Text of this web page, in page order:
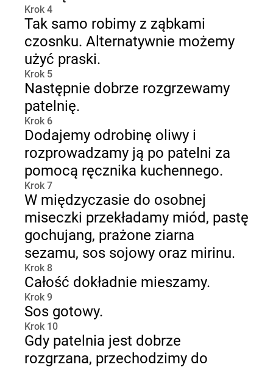
Krok 4
Tak samo robimy z ząbkami
czosnku. Alternatywnie możemy
użyć praski.
Krok 5
Następnie dobrze rozgrzewamy
patelnię.
Krok 6
Dodajemy odrobinę oliwy i
rozprowadzamy ją po patelni za
pomocą ręcznika kuchennego.
Krok 7
W międzyczasie do osobnej
miseczki przekładamy miód, pastę
gochujang, prażone ziarna
sezamu, sos sojowy oraz mirinu.
Krok 8
Całość dokładnie mieszamy.
Krok 9
Sos gotowy.
Krok 10
Gdy patelnia jest dobrze
rozgrzana, przechodzimy do